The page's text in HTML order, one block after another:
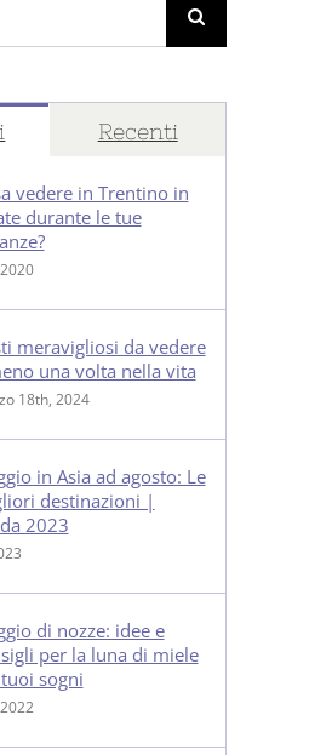
Recenti
vedere in Trentino in
durante le tue
meravigliosi da vedere
una volta nella vita
18th, 2024
in Asia ad agosto: Le
destinazioni |
2023
di nozze: idee e
per la luna di miele
sogni